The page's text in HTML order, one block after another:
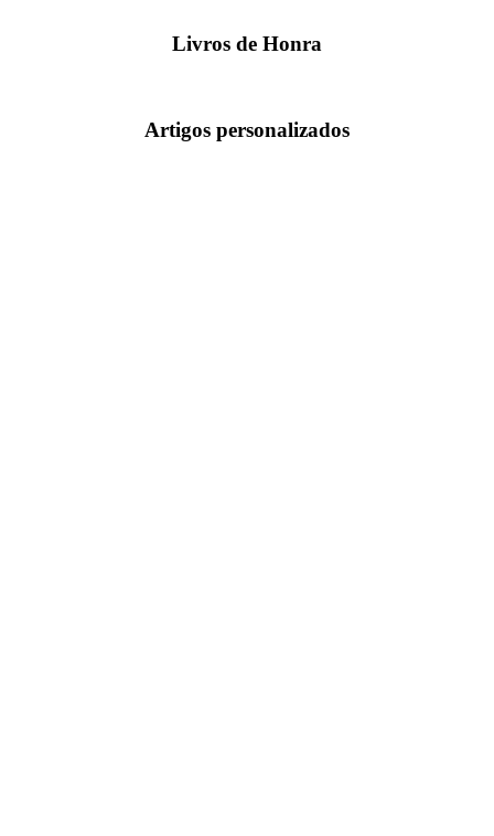
Artigos personalizados
Livros de Honra